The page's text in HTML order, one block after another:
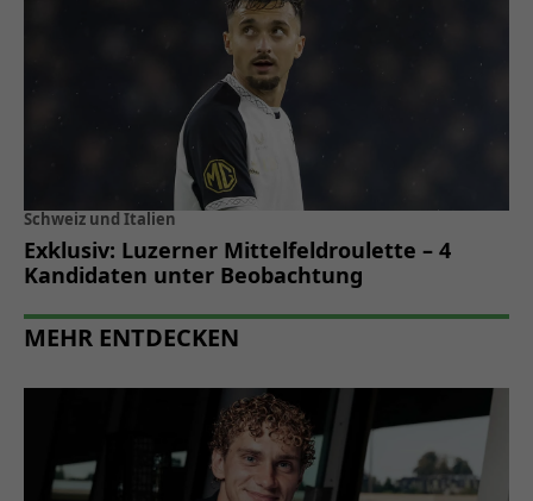
Schweiz und Italien
Exklusiv: Luzerner Mittelfeldroulette – 4
Kandidaten unter Beobachtung
MEHR ENTDECKEN